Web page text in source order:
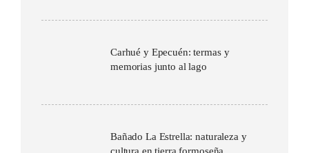
Carhué y Epecuén: termas y
memorias junto al lago
Bañado La Estrella: naturaleza y